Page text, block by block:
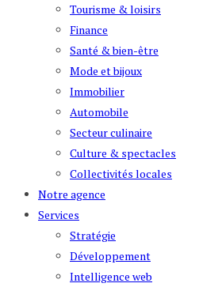
Tourisme & loisirs
Finance
Santé & bien-être
Mode et bijoux
Immobilier
Automobile
Secteur culinaire
Culture & spectacles
Collectivités locales
Notre agence
Services
Stratégie
Développement
Intelligence web